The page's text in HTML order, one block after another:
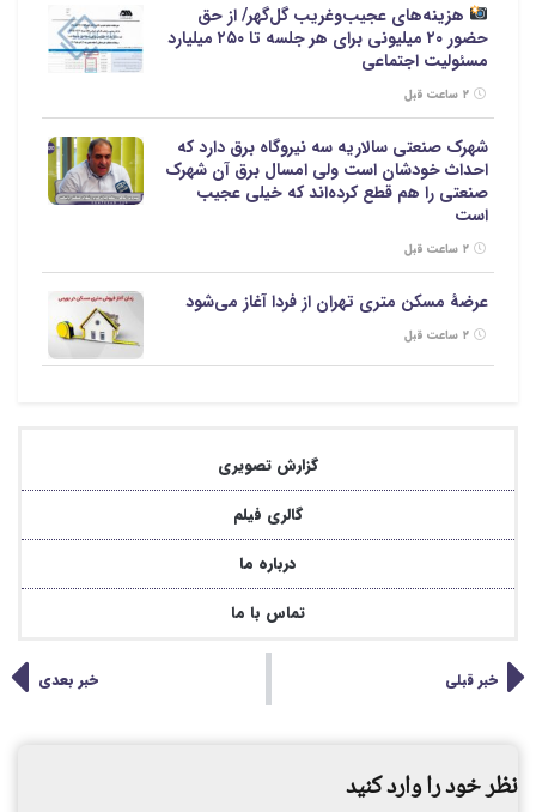
هزینه‌های عجیب‌وغریب گل‌گهر/ از حق
حضور ۲۰ میلیونی برای هر جلسه تا ۲۵۰ میلیارد
مسئولیت‌ اجتماعی
شهرک صنعتی سالاریه سه نیروگاه برق دارد که
احداث خودشان است ولی امسال برق آن شهرک
صنعتی را هم قطع کرده‌اند که خیلی عجیب
است
عرضهٔ مسکن متری تهران از فردا آغاز می‌شود
گزارش تصویری
گالری فیلم
درباره ما
تماس با ما
خبر قبلی خبر بعدی
نظر خود را وارد کنید